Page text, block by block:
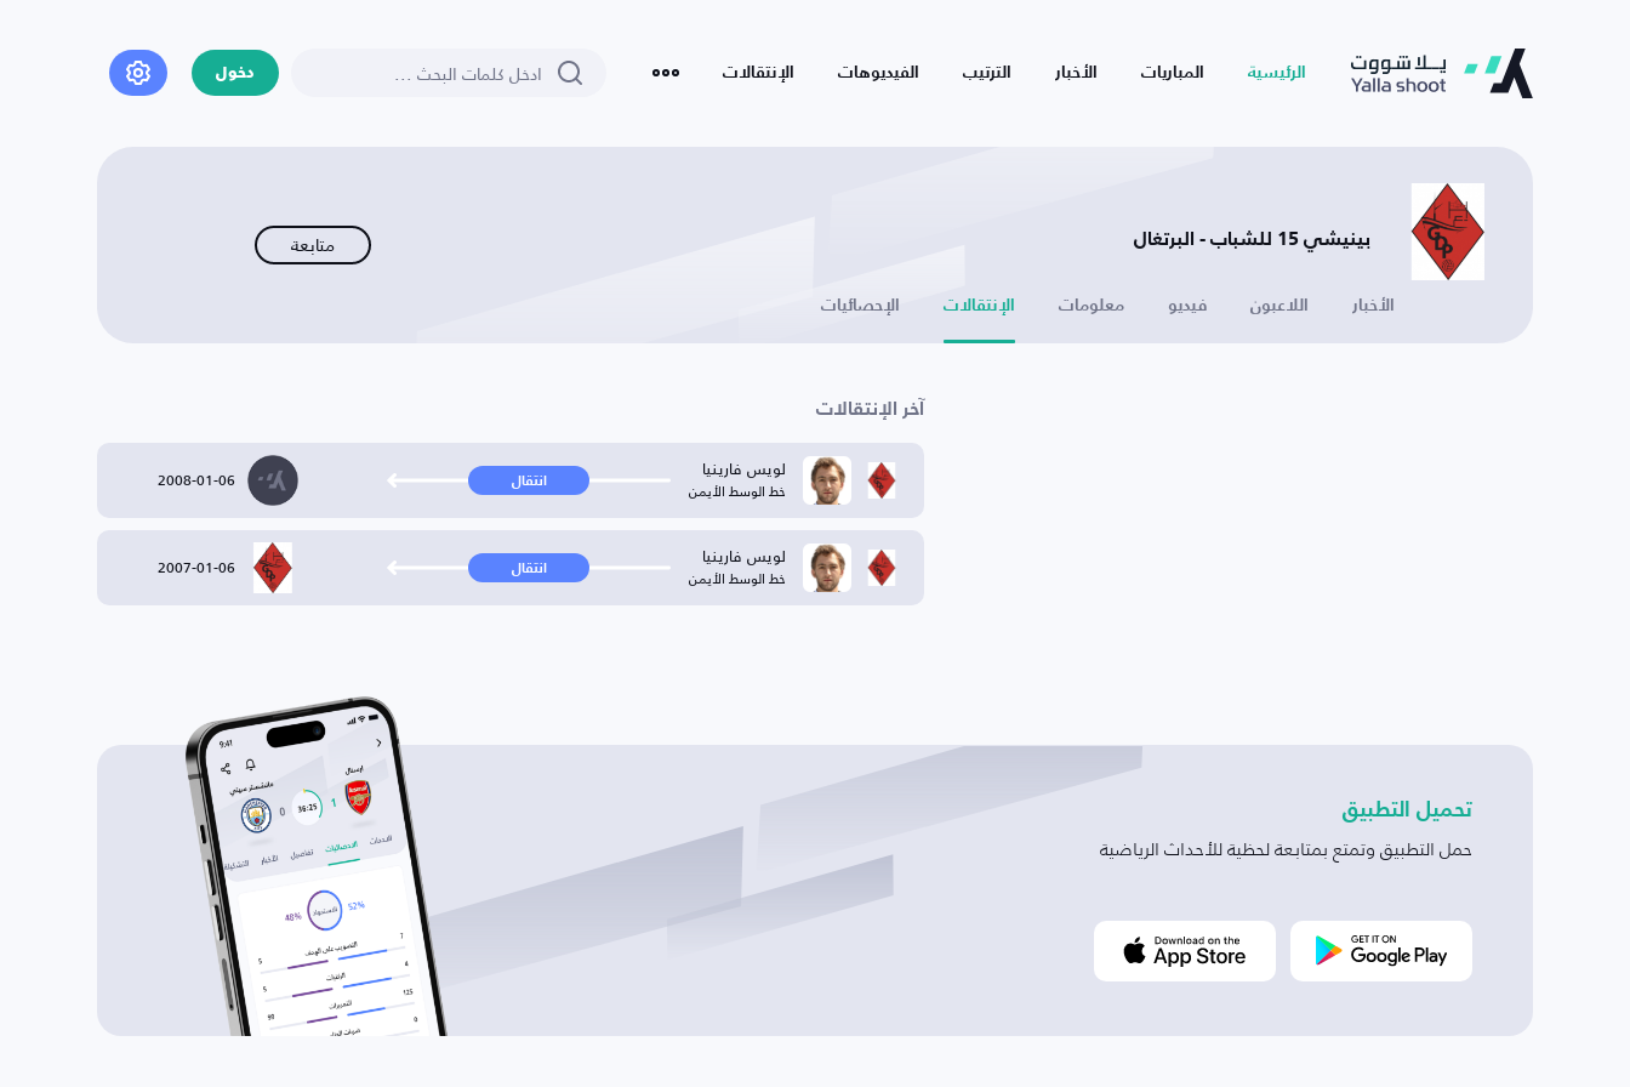
الرئيسية المباريات الأخبار الترتيب الفيديوهات الإنتقالات دخول
بينيشي 15 للشباب - البرتغال متابعة
الأخبار اللاعبون فيديو معلومات الإنتقالات الإحصائيات
آخر الإنتقالات
لويس فارينيا
خط الوسط الأيمن انتقال 2008-01-06
لويس فارينيا
خط الوسط الأيمن انتقال 2007-01-06
تحميل التطبيق
حمل التطبيق وتمتع بمتابعة لحظية للأحداث الرياضية